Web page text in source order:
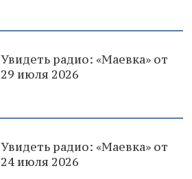
Увидеть радио: «Маевка» от
29 июля 2026
Увидеть радио: «Маевка» от
24 июля 2026